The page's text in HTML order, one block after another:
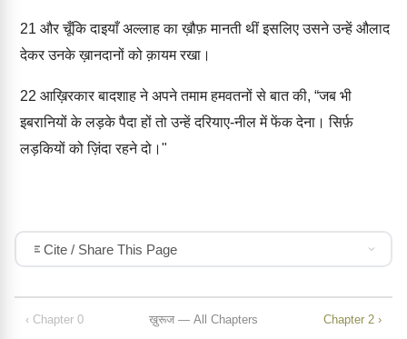
21 और चूँकि दाइयाँ अल्लाह का ख़ौफ़ मानती थीं इसलिए उसने उन्हें औलाद
देकर उनके ख़ानदानों को क़ायम रखा।
22 आख़िरकार बादशाह ने अपने तमाम हमवतनों से बात की, “जब भी
इबरानियों के लड़के पैदा हों तो उन्हें दरियाए-नील में फेंक देना। सिर्फ़
लड़कियों को ज़िंदा रहने दो।"
Cite / Share This Page
‹ Chapter 0 ख़ुरूज — All Chapters Chapter 2 ›